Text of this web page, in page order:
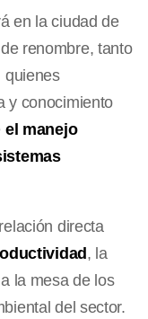
en la ciudad de
renombre, tanto
quienes
y conocimiento
el manejo
directa
, la
la mesa de los
del sector.